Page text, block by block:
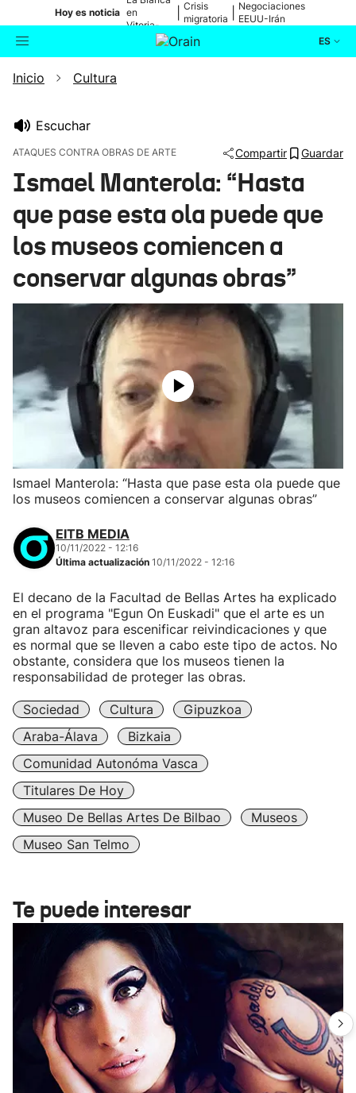
Hoy es noticia en
Vitoria-
Gasteiz
Crisis
migratoria
Negociaciones
EEUU-Irán
ES
Buscador
Ikusmiran
Eguraldia
Inicio Cultura
Escuchar
ATAQUES CONTRA OBRAS DE ARTE Compartir Guardar
Ismael Manterola: “Hasta
que pase esta ola puede que
los museos comiencen a
conservar algunas obras”
Ismael Manterola: “Hasta que pase esta ola puede que
los museos comiencen a conservar algunas obras”
EITB MEDIA
10/11/2022 - 12:16
Última actualización 10/11/2022 - 12:16
El decano de la Facultad de Bellas Artes ha explicado
en el programa "Egun On Euskadi" que el arte es un
gran altavoz para escenificar reivindicaciones y que
es normal que se lleven a cabo este tipo de actos. No
obstante, considera que los museos tienen la
responsabilidad de proteger las obras.
Sociedad Cultura
Gipuzkoa
Araba-Álava
Bizkaia
Comunidad Autonóma Vasca
Titulares De Hoy
Museo De Bellas Artes De Bilbao
Museos
Museo San Telmo
Te puede interesar